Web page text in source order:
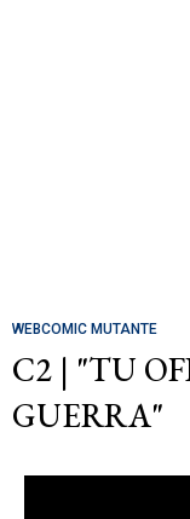
WEBCOMIC MUTANTE
C2 | "TU
GUERRA"